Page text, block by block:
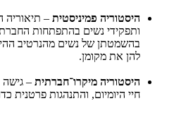
היסטוריה פמיניסטית –
ותפקידי נשים בהתפתחות
בהשמטתן של נשים מהנרטיב
להן את מקומן.
היסטוריה מיקרו־חברתית –
חיי היומיום, והתנהגות פרטנית